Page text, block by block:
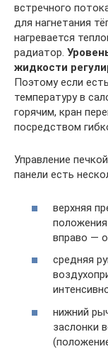
встречного
для нагнетания
нагревается
радиатор.
жидкости
Поэтому если
температуру в
горячим, кран
посредством
Управление
панели есть
верхняя
вправо —
средняя
нижний
заслонки